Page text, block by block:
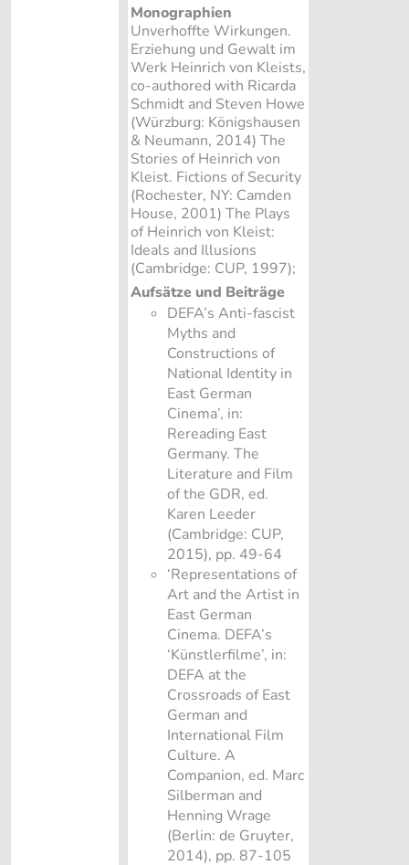
Monographien
Unverhoffte Wirkungen.
Erziehung und Gewalt im
Werk Heinrich von Kleists,
co-authored with Ricarda
Schmidt and Steven Howe
(Würzburg: Königshausen
& Neumann, 2014) The
Stories of Heinrich von
Kleist. Fictions of Security
(Rochester, NY: Camden
House, 2001) The Plays
of Heinrich von Kleist:
Ideals and Illusions
(Cambridge: CUP, 1997);
Aufsätze und Beiträge
DEFA’s Anti-fascist
Myths and
Constructions of
National Identity in
East German
Cinema’, in:
Rereading East
Germany. The
Literature and Film
of the GDR, ed.
Karen Leeder
(Cambridge: CUP,
2015), pp. 49-64
‘Representations of
Art and the Artist in
East German
Cinema. DEFA’s
‘Künstlerfilme’, in:
DEFA at the
Crossroads of East
German and
International Film
Culture. A
Companion, ed. Marc
Silberman and
Henning Wrage
(Berlin: de Gruyter,
2014), pp. 87-105